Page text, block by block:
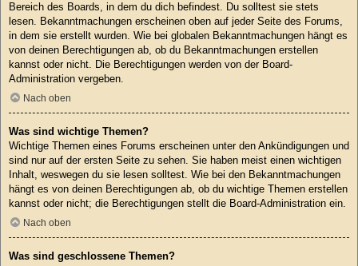
Bereich des Boards, in dem du dich befindest. Du solltest sie stets
lesen. Bekanntmachungen erscheinen oben auf jeder Seite des Forums,
in dem sie erstellt wurden. Wie bei globalen Bekanntmachungen hängt es
von deinen Berechtigungen ab, ob du Bekanntmachungen erstellen
kannst oder nicht. Die Berechtigungen werden von der Board-
Administration vergeben.
Nach oben
Was sind wichtige Themen?
Wichtige Themen eines Forums erscheinen unter den Ankündigungen und
sind nur auf der ersten Seite zu sehen. Sie haben meist einen wichtigen
Inhalt, weswegen du sie lesen solltest. Wie bei den Bekanntmachungen
hängt es von deinen Berechtigungen ab, ob du wichtige Themen erstellen
kannst oder nicht; die Berechtigungen stellt die Board-Administration ein.
Nach oben
Was sind geschlossene Themen?